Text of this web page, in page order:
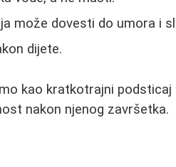
može dovesti do umora i
dijete.
kao kratkotrajni podsticaj
nakon njenog završetka.